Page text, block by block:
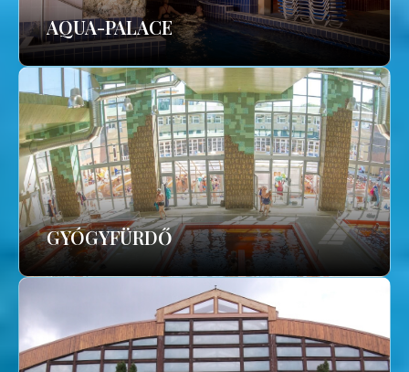
AQUA-PALACE
GYÓGYFÜRDŐ